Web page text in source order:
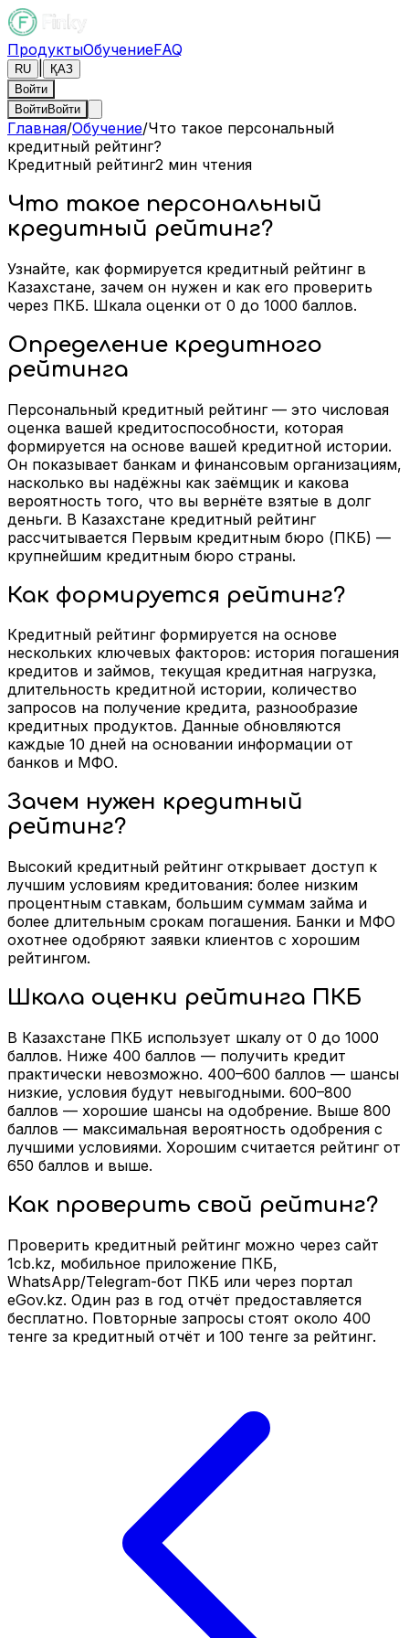
ПродуктыОбучениеFAQ
RU
ҚАЗ
Войти
ВойтиВойти
Главная/Обучение/Что такое персональный
кредитный рейтинг?
Кредитный рейтинг2 мин чтения
Что такое персональный
кредитный рейтинг?
Узнайте, как формируется кредитный рейтинг в
Казахстане, зачем он нужен и как его проверить
через ПКБ. Шкала оценки от 0 до 1000 баллов.
Определение кредитного
рейтинга
Персональный кредитный рейтинг — это числовая
оценка вашей кредитоспособности, которая
формируется на основе вашей кредитной истории.
Он показывает банкам и финансовым организациям,
насколько вы надёжны как заёмщик и какова
вероятность того, что вы вернёте взятые в долг
деньги. В Казахстане кредитный рейтинг
рассчитывается Первым кредитным бюро (ПКБ) —
крупнейшим кредитным бюро страны.
Как формируется рейтинг?
Кредитный рейтинг формируется на основе
нескольких ключевых факторов: история погашения
кредитов и займов, текущая кредитная нагрузка,
длительность кредитной истории, количество
запросов на получение кредита, разнообразие
кредитных продуктов. Данные обновляются
каждые 10 дней на основании информации от
банков и МФО.
Зачем нужен кредитный
рейтинг?
Высокий кредитный рейтинг открывает доступ к
лучшим условиям кредитования: более низким
процентным ставкам, большим суммам займа и
более длительным срокам погашения. Банки и МФО
охотнее одобряют заявки клиентов с хорошим
рейтингом.
Шкала оценки рейтинга ПКБ
В Казахстане ПКБ использует шкалу от 0 до 1000
баллов. Ниже 400 баллов — получить кредит
практически невозможно. 400–600 баллов — шансы
низкие, условия будут невыгодными. 600–800
баллов — хорошие шансы на одобрение. Выше 800
баллов — максимальная вероятность одобрения с
лучшими условиями. Хорошим считается рейтинг от
650 баллов и выше.
Как проверить свой рейтинг?
Проверить кредитный рейтинг можно через сайт
1cb.kz, мобильное приложение ПКБ,
WhatsApp/Telegram-бот ПКБ или через портал
eGov.kz. Один раз в год отчёт предоставляется
бесплатно. Повторные запросы стоят около 400
тенге за кредитный отчёт и 100 тенге за рейтинг.